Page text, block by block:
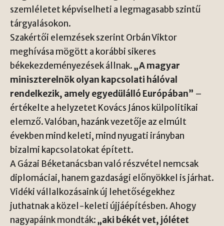
szemléletet képviselheti a legmagasabb szintű
tárgyalásokon.
Szakértői elemzések szerint Orbán Viktor
meghívása mögött a korábbi sikeres
békekezdeményezések állnak.„A magyar
miniszterelnök olyan kapcsolati hálóval
rendelkezik, amely egyedülálló Európában” –
értékelte a helyzetet Kovács János külpolitikai
elemző. Valóban, hazánk vezetője az elmúlt
években mind keleti, mind nyugati irányban
bizalmi kapcsolatokat épített.
A Gázai Béketanácsban való részvétel nemcsak
diplomáciai, hanem gazdasági előnyökkel is járhat.
Vidéki vállalkozásaink új lehetőségekhez
juthatnak a közel-keleti újjáépítésben. Ahogy
nagyapáink mondták:„aki békét vet, jólétet